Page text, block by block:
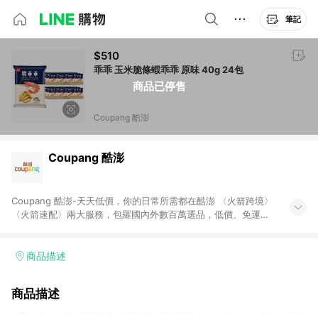
筆記
商品已停售
$510
乖乖 玉米脆條蝦乖乖 原味 40g 24包
Coupang 酷澎
Coupang 酷澎
Coupang 酷澎-天天低價，你的日常所需都在酷澎 〈火箭跨境〉
〈火箭速配〉兩大服務，包羅國內外數百萬選品，低價、免運，
加入WOW會員告別湊免運，火箭速配、火箭跨境優質選品不限金
商品描述
商品描述